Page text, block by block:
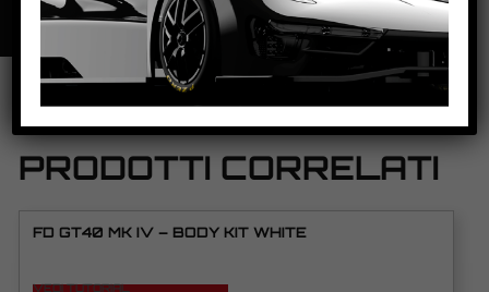
PRODOTTI CORRELATI
FD GT40 MK IV – BODY KIT WHITE
VEDI TUTORIAL